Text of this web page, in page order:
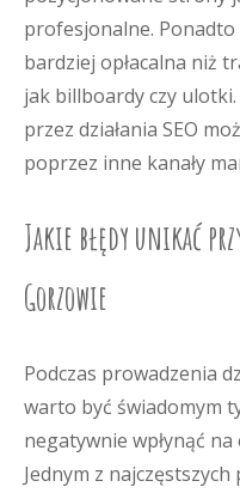
profesjonalne. Ponadto
bardziej opłacalna niż
jak billboardy czy
przez działania SEO
poprzez inne kanały
Jakie błędy unikać
Gorzowie
Podczas prowadzenia
warto być świadomym
negatywnie wpłynąć
Jednym z